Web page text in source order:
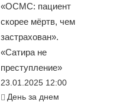
«ОСМС: пациент
скорее мёртв, чем
застрахован».
«Сатира не
преступление»
23.01.2025 12:00
День за днем